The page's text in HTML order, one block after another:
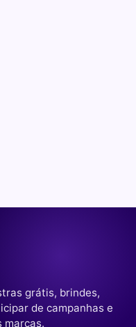
grátis, brindes,
de campanhas e
marcas.